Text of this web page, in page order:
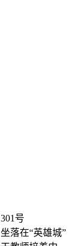
号
落在“英雄城”